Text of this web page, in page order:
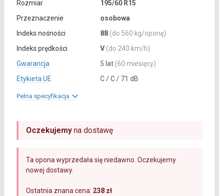
Rozmiar
195/60 R15
Przeznaczenie
osobowa
Indeks nośności
88 (do 560 kg/oponę)
Indeks prędkości
V (do 240 km/h)
Gwarancja
5 lat (60 miesięcy)
Etykieta UE
C / C / 71 dB
Pełna specyfikacja
Oczekujemyna dostawę
Ta opona wyprzedała się niedawno. Oczekujemy
nowej dostawy.
Ostatnia znana cena: 238 zł